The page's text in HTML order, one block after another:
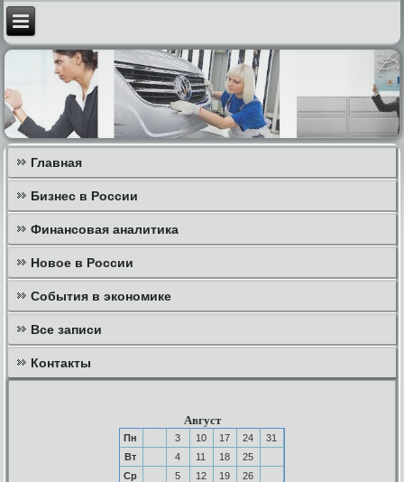
Главная
Бизнес в России
Финансовая аналитика
Новое в России
События в экономике
Все записи
Контакты
Август
Пн 3 10 17 24
31
Вт
4 11 18
25
Ср
5 12 19
26